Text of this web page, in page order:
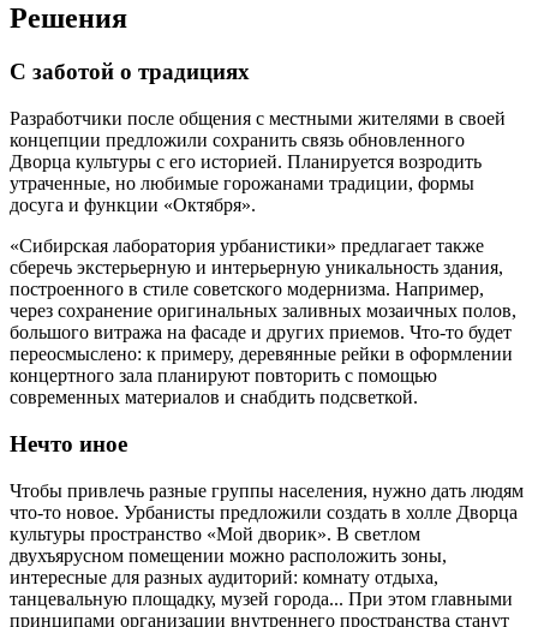
Решения
С заботой о традициях
Разработчики после общения с местными жителями в своей
концепции предложили сохранить связь обновленного
Дворца культуры с его историей. Планируется возродить
утраченные, но любимые горожанами традиции, формы
досуга и функции «Октября».
«Сибирская лаборатория урбанистики» предлагает также
сберечь экстерьерную и интерьерную уникальность здания,
построенного в стиле советского модернизма. Например,
через сохранение оригинальных заливных мозаичных полов,
большого витража на фасаде и других приемов. Что-то будет
переосмыслено: к примеру, деревянные рейки в оформлении
концертного зала планируют повторить с помощью
современных материалов и снабдить подсветкой.
Нечто иное
Чтобы привлечь разные группы населения, нужно дать людям
что-то новое. Урбанисты предложили создать в холле Дворца
культуры пространство «Мой дворик». В светлом
двухъярусном помещении можно расположить зоны,
интересные для разных аудиторий: комнату отдыха,
танцевальную площадку, музей города... При этом главными
принципами организации внутреннего пространства станут